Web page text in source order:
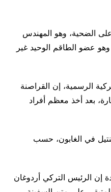
الضحية، وهو المهندس
عضو الطاقم الوحيد غير
الرسمية، إن القراصنة
السفينة وعلى متنها 3 بحارة، بعد أخذ معظم أفراد
في الغابون، حسب
إن الرئيس التركي أردوغان